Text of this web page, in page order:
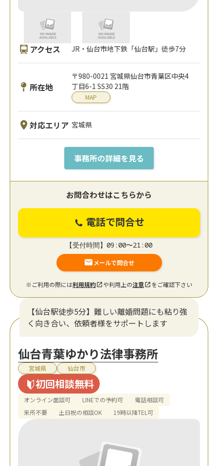
アクセス JR・仙台市地下鉄「仙台駅」徒歩7分
所在地
〒980-0021 宮城県仙台市青葉区中央4
丁目6-1 SS30 21階
MAP
対応エリア 宮城県
事務所の詳細を見る
お問合わせはこちらから
電話で問合せ
【受付時間】09:00〜21:00
メールで問合せ
※ご利用の際には利用規約 や利用上の注意 をご確認下さい
【仙台駅徒歩5分】難しい離婚問題にも粘り強
く向き合い、依頼者様をサポートします
仙台青葉ゆかり法律事務所
宮城県 仙台市
初回相談無料
オンライン面談可 LINEでの予約可
電話相談可
来所不要
土日祝の相談OK 19時以降TEL可